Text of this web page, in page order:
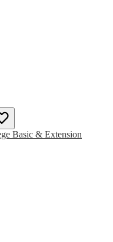
Basic & Extension